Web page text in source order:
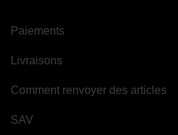
Paiements
Livraisons
Comment renvoyer des articles
SAV